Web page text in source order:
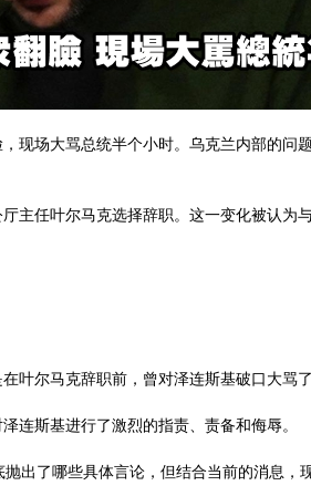
现场大骂总统半个小时。乌克兰内部的问
主任叶尔马克选择辞职。这一变化被认为
叶尔马克辞职前，曾对泽连斯基破口大骂了
连斯基进行了激烈的指责、责备和侮辱。
出了哪些具体言论，但结合当前的消息，